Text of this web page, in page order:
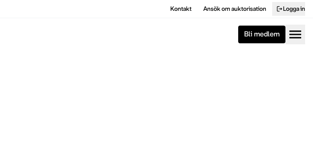
Kontakt Ansök om auktorisation logoutLogga in
Bli medlem menu